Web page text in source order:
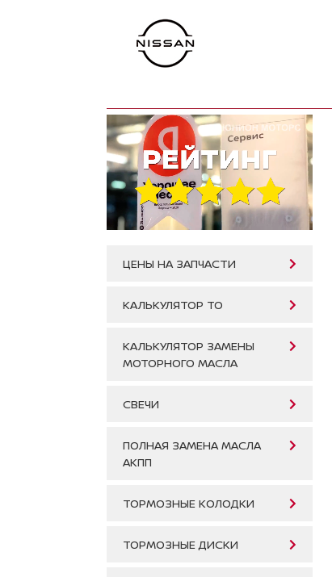
ЦЕНЫ НА ЗАПЧАСТИ
КАЛЬКУЛЯТОР ТО
КАЛЬКУЛЯТОР ЗАМЕНЫ
МОТОРНОГО МАСЛА
СВЕЧИ
ПОЛНАЯ ЗАМЕНА МАСЛА
АКПП
ТОРМОЗНЫЕ КОЛОДКИ
ТОРМОЗНЫЕ ДИСКИ